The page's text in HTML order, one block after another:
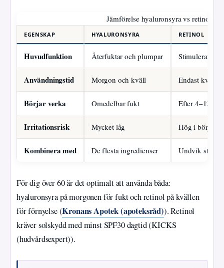
Jämförelse hyaluronsyra vs retinol
EGENSKAP HYALURONSYRA RETINOL
Huvudfunktion Återfuktar och plumpar Stimulerar
Användningstid Morgon och kväll Endast kväll
Börjar verka Omedelbar fukt Efter 4–12
Irritationsrisk Mycket låg Hög i början
Kombinera med De flesta ingredienser Undvik starka
För dig över 60 är det optimalt att använda båda:
hyaluronsyra på morgonen för fukt och retinol på kvällen
för förnyelse (Kronans Apotek (apoteksråd)). Retinol
kräver solskydd med minst SPF30 dagtid (KICKS
(hudvårdsexpert)).